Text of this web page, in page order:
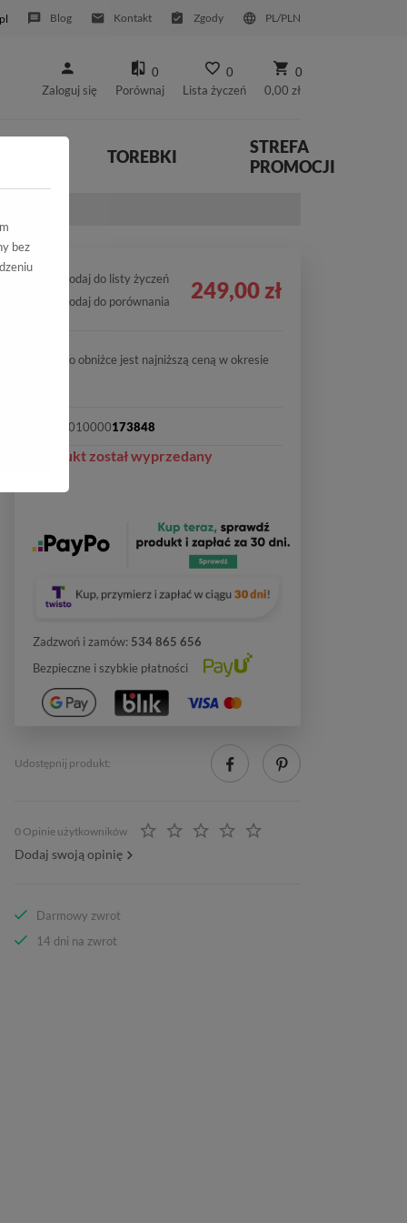
Blog Kontakt Zgody PL/PLN
Zaloguj się
0
Porównaj
0
Lista życzeń
0
0,00 zł
TOREBKI
STREFA
PROMOCJI
Dodaj do listy życzeń
Dodaj do porównania
249,00 zł
Cena po obniżce jest najniższą ceną w okresie
2010000173848
Produkt został wyprzedany
Zadzwoń i zamów: 534 865 656
Bezpieczne i szybkie płatności
Udostępnij produkt:
0 Opinie użytkowników
Dodaj swoją opinię
Darmowy zwrot
14 dni na zwrot
bez